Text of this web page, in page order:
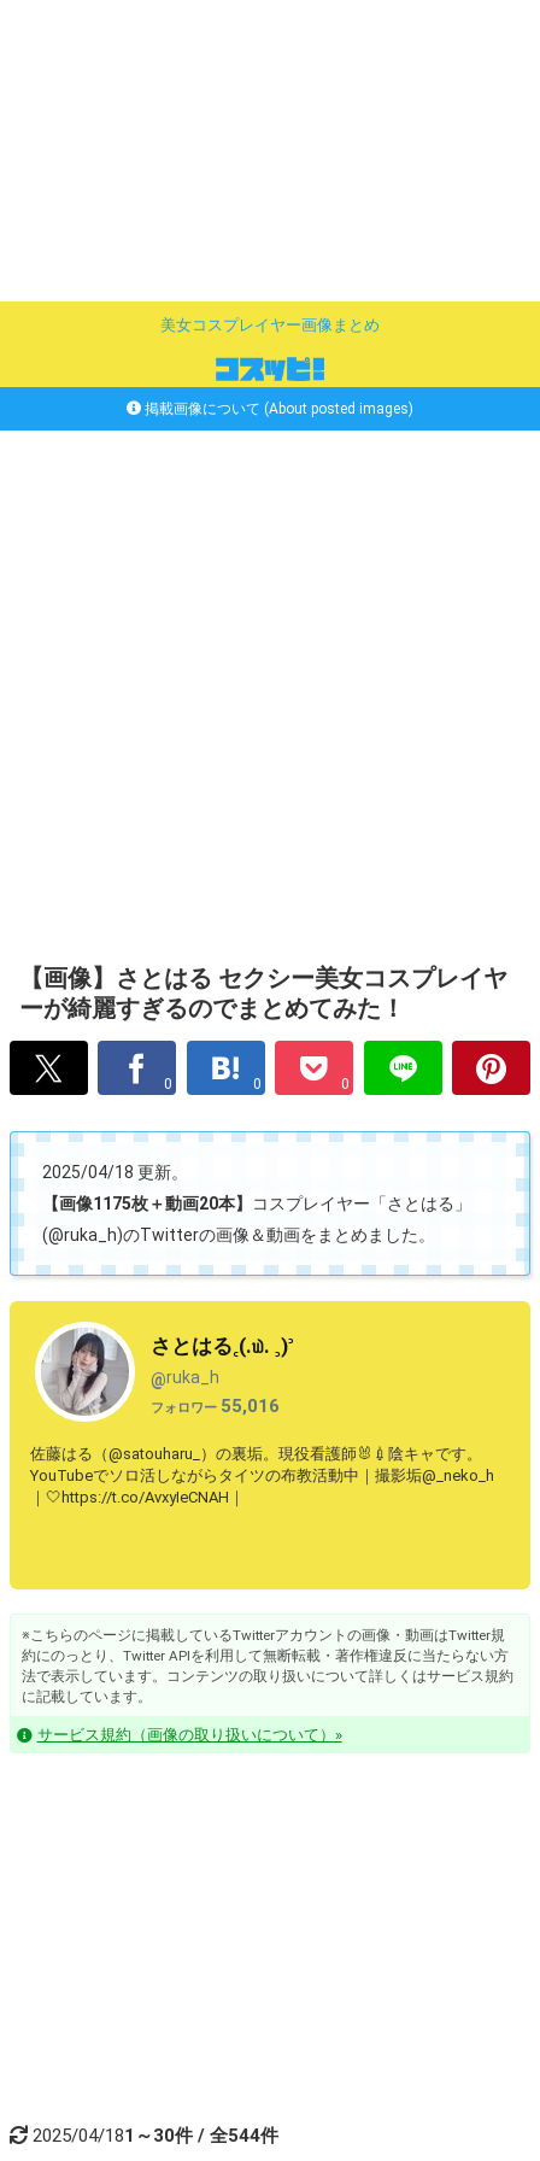
美女コスプレイヤー画像まとめ
掲載画像について (About posted images)
【画像】さとはる セクシー美女コスプレイヤ
ーが綺麗すぎるのでまとめてみた！
0 0 0
2025/04/18 更新。
【画像1175枚＋動画20本】
コスプレイヤー「さとはる」
(@ruka_h)のTwitterの画像＆動画をまとめました。
さとはる꜀(.௰. ꜆)꜄
@ruka_h
フォロワー 55,016
佐藤はる（@satouharu_）の裏垢。現役看護師🐰💉陰キャです。
YouTubeでソロ活しながらタイツの布教活動中｜撮影垢@_neko_h
｜🤍https://t.co/AvxyIeCNAH｜
※こちらのページに掲載しているTwitterアカウントの画像・動画はTwitter規
約にのっとり、Twitter APIを利用して無断転載・著作権違反に当たらない方
法で表示しています。コンテンツの取り扱いについて詳しくはサービス規約
に記載しています。
サービス規約（画像の取り扱いについて）»
2025/04/181～30件 / 全544件